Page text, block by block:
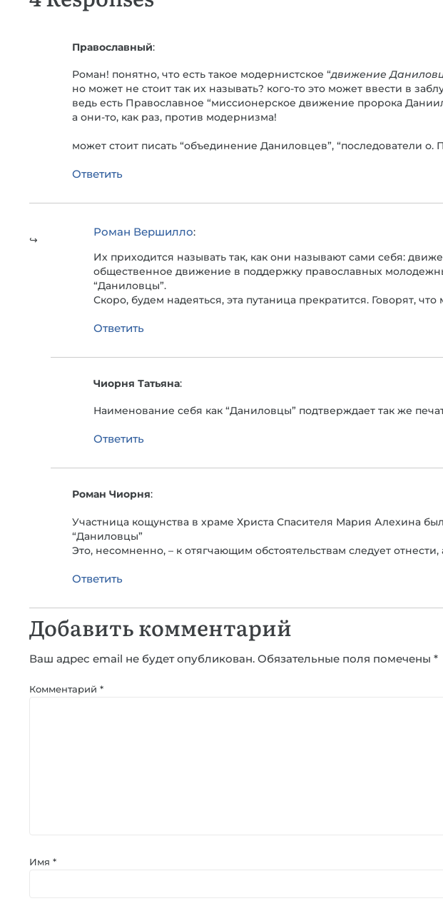
Православный:
Роман! понятно, что есть такое модернистское “движение
но может не стоит так их называть? кого-то это может ввести в
ведь есть Православное “миссионерское движение пророка
а они-то, как раз, против модернизма!
может стоит писать “объединение Даниловцев”, “последователи
Ответить
Роман Вершилло:
Их приходится называть так, как они называют сами себя:
общественное движение в поддержку православных
“Даниловцы”.
Скоро, будем надеяться, эта путаница прекратится. Говорят,
Ответить
Чиорня Татьяна:
Наименование себя как “Даниловцы” подтверждает так же
Ответить
Роман Чиорня:
Участница кощунства в храме Христа Спасителя Мария Алехина
“Даниловцы”
Это, несомненно, – к отягчающим обстоятельствам следует
Ответить
Добавить комментарий
Ваш адрес email не будет опубликован. Обязательные поля помечены *
Комментарий *
Имя *